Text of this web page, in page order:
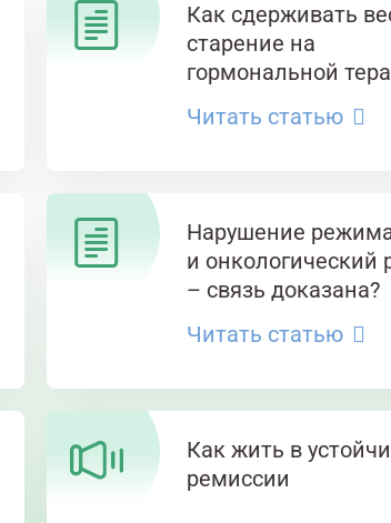
Как сдерживать
старение на
гормональной
Читать статью
Нарушение
и онкологический
– связь доказана?
Читать статью
Как жить в
ремиссии